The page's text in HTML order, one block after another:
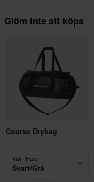
Glöm inte att köpa
Course Drybag
Välj - Färg
Svart/Grå